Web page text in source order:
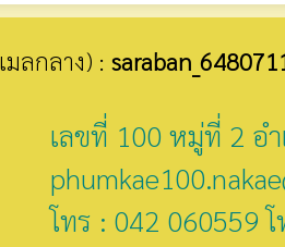
ลกลาง) :
เลขที่ 100 หมู่ที่ 2 อ
โทร : 042 060559